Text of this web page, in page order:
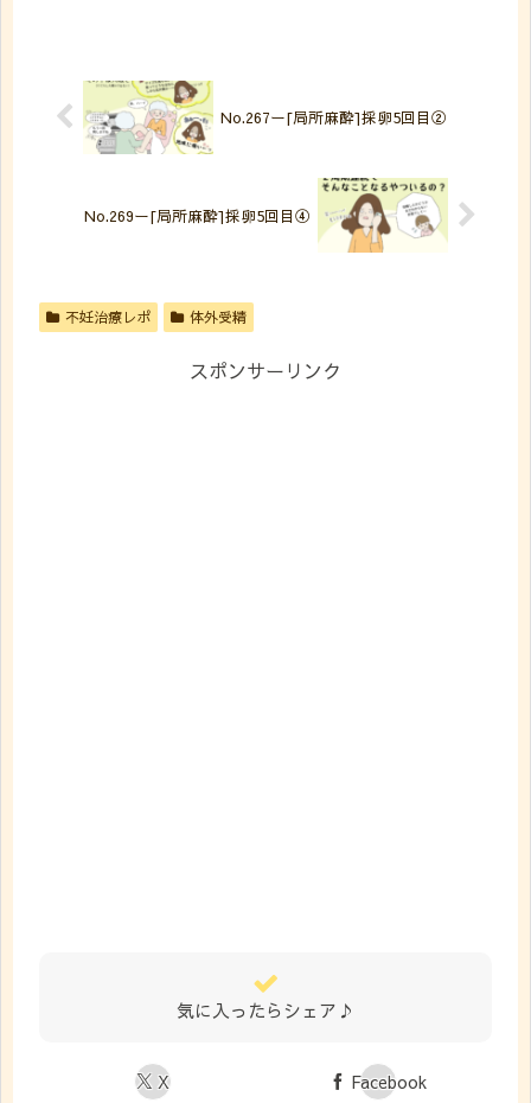
No.267ー[局所麻酔]採卵5回目②
No.269ー[局所麻酔]採卵5回目④
不妊治療レポ 体外受精
スポンサーリンク
気に入ったらシェア♪
X
Facebook